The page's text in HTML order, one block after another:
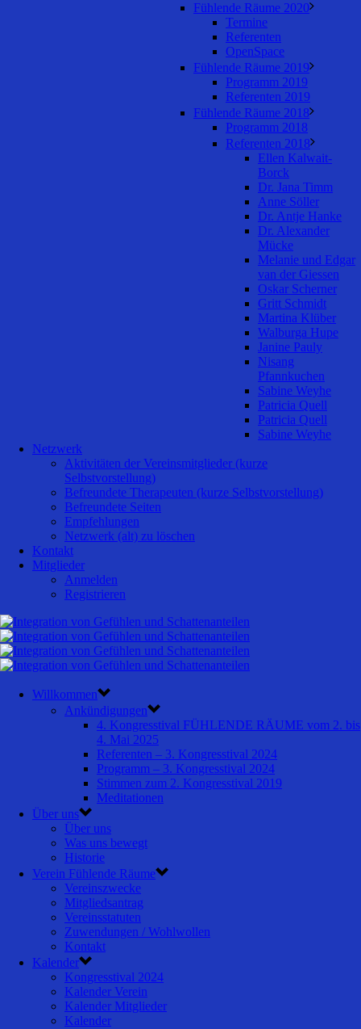
Fühlende Räume 2020
Termine
Referenten
OpenSpace
Fühlende Räume 2019
Programm 2019
Referenten 2019
Fühlende Räume 2018
Programm 2018
Referenten 2018
Ellen Kalwait-
Borck
Dr. Jana Timm
Anne Söller
Dr. Antje Hanke
Dr. Alexander
Mücke
Melanie und Edgar
van der Giessen
Oskar Scherner
Gritt Schmidt
Martina Klüber
Walburga Hupe
Janine Pauly
Nisang
Pfannkuchen
Sabine Weyhe
Patricia Quell
Patricia Quell
Sabine Weyhe
Netzwerk
Aktivitäten der Vereinsmitglieder (kurze
Selbstvorstellung)
Befreundete Therapeuten (kurze Selbstvorstellung)
Befreundete Seiten
Empfehlungen
Netzwerk (alt) zu löschen
Kontakt
Mitglieder
Anmelden
Registrieren
Willkommen
Ankündigungen
4. Kongresstival FÜHLENDE RÄUME vom 2. bis
4. Mai 2025
Referenten – 3. Kongresstival 2024
Programm – 3. Kongresstival 2024
Stimmen zum 2. Kongresstival 2019
Meditationen
Über uns
Über uns
Was uns bewegt
Historie
Verein Fühlende Räume
Vereinszwecke
Mitgliedsantrag
Vereinsstatuten
Zuwendungen / Wohlwollen
Kontakt
Kalender
Kongresstival 2024
Kalender Verein
Kalender Mitglieder
Kalender